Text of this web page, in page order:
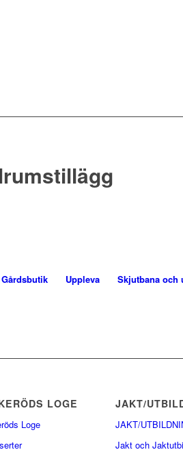
Gårdsbutik Uppleva Skjutbana och
LOGE
Loge
JAKT/
JAKT/
Jakt och